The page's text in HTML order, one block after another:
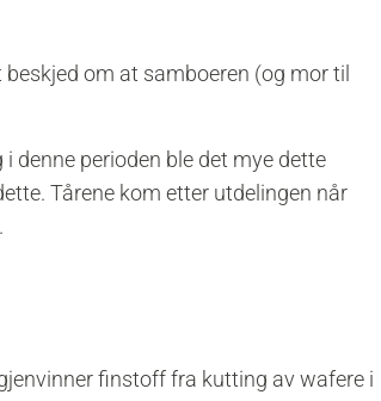
om at samboeren (og mor til
denne perioden ble det mye dette
Tårene kom etter utdelingen når
finstoff fra kutting av wafere i